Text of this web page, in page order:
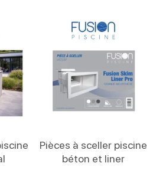
Pièces à sceller piscine
béton et liner